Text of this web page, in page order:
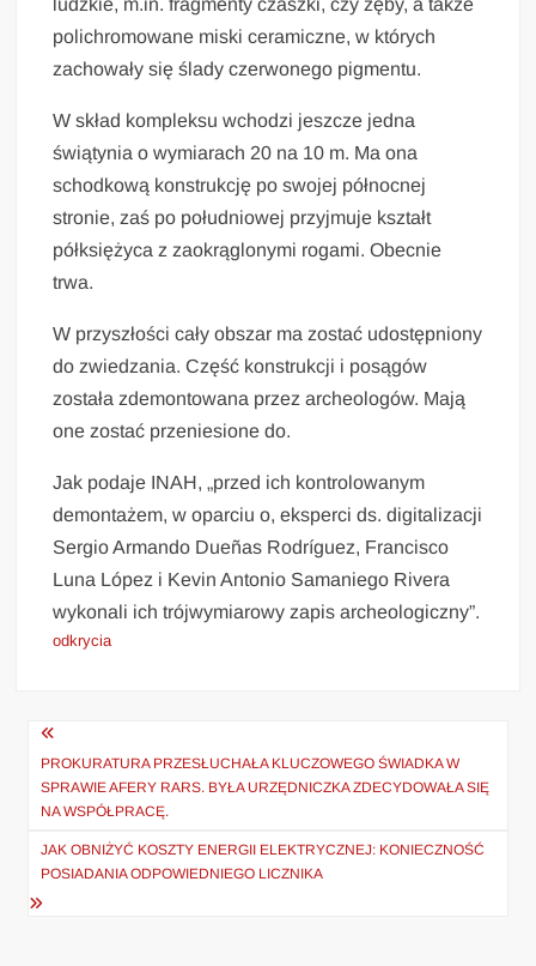
ludzkie, m.in. fragmenty czaszki, czy zęby, a także
polichromowane miski ceramiczne, w których
zachowały się ślady czerwonego pigmentu.
W skład kompleksu wchodzi jeszcze jedna
świątynia o wymiarach 20 na 10 m. Ma ona
schodkową konstrukcję po swojej północnej
stronie, zaś po południowej przyjmuje kształt
półksiężyca z zaokrąglonymi rogami. Obecnie
trwa.
W przyszłości cały obszar ma zostać udostępniony
do zwiedzania. Część konstrukcji i posągów
została zdemontowana przez archeologów. Mają
one zostać przeniesione do.
Jak podaje INAH, „przed ich kontrolowanym
demontażem, w oparciu o, eksperci ds. digitalizacji
Sergio Armando Dueñas Rodríguez, Francisco
Luna López i Kevin Antonio Samaniego Rivera
wykonali ich trójwymiarowy zapis archeologiczny”.
odkrycia
Nawigacja
wpisu
PROKURATURA PRZESŁUCHAŁA KLUCZOWEGO ŚWIADKA W
SPRAWIE AFERY RARS. BYŁA URZĘDNICZKA ZDECYDOWAŁA SIĘ
NA WSPÓŁPRACĘ.
JAK OBNIŻYĆ KOSZTY ENERGII ELEKTRYCZNEJ: KONIECZNOŚĆ
POSIADANIA ODPOWIEDNIEGO LICZNIKA